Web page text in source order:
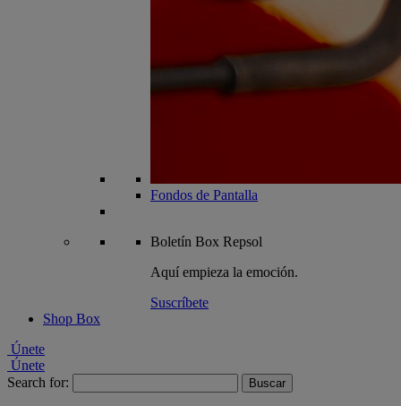
Fondos de Pantalla
Boletín Box Repsol
Aquí empieza la emoción.
Suscríbete
Shop Box
Únete
Únete
Search for: